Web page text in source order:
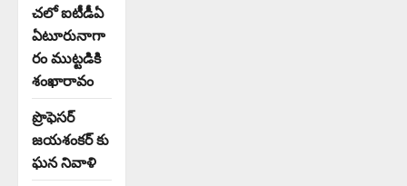
చలో ఐటీడీఏ
ఏటూరునాగా
రం ముట్టడికి
శంఖారావం
ప్రొఫెసర్
జయశంకర్ కు
ఘన నివాళి